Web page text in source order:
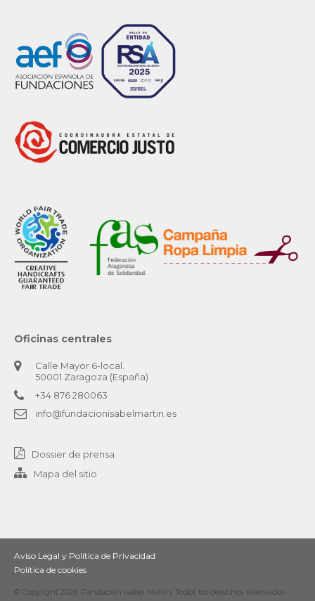
Oficinas centrales
Calle Mayor 6-local.
50001 Zaragoza (España)
+34 876 280063
info@fundacionisabelmartin.es
Dossier de prensa
Mapa del sitio
Aviso Legal y Política de Privacidad
Política de cookies
© Copyright 2026. Fundación Isabel Martin. Todos los derechos reservados